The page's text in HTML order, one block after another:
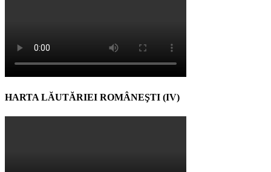
HARTA LĂUTĂRIEI ROMÂNEŞTI (IV)